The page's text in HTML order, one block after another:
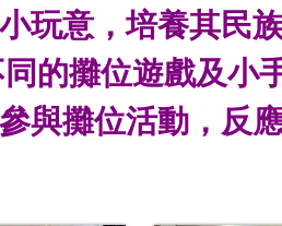
玩意，培養其民
的攤位遊戲及小
與攤位活動，反